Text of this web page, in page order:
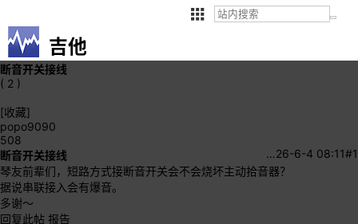
吉他
断音开关接线
( 2 )
[收藏]
popo9090
508
#1
26-6-4 08:11
…
断音开关接线
琴友前辈们，短路方式接断音开关会不会烧坏主动拾音器？
据说串联接入会有爆音。
多谢～
回复此帖 报告